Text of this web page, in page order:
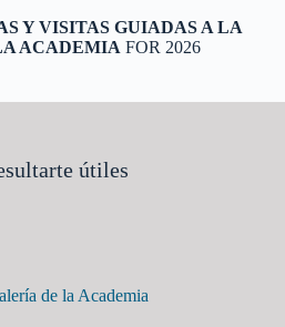
Y VISITAS GUIADAS A LA
ACADEMIAFOR 2026
útiles
de la Academia